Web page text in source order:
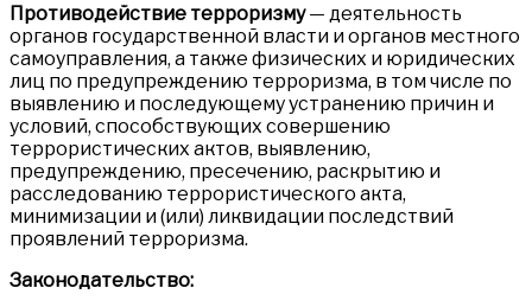
Противодействие терроризму— деятельность
органов государственной власти и органов местного
самоуправления, а также физических и юридических
лиц по предупреждению терроризма, в том числе по
выявлению и последующему устранению причин и
условий, способствующих совершению
террористических актов, выявлению,
предупреждению, пресечению, раскрытию и
расследованию террористического акта,
минимизации и (или) ликвидации последствий
проявлений терроризма.
Законодательство: